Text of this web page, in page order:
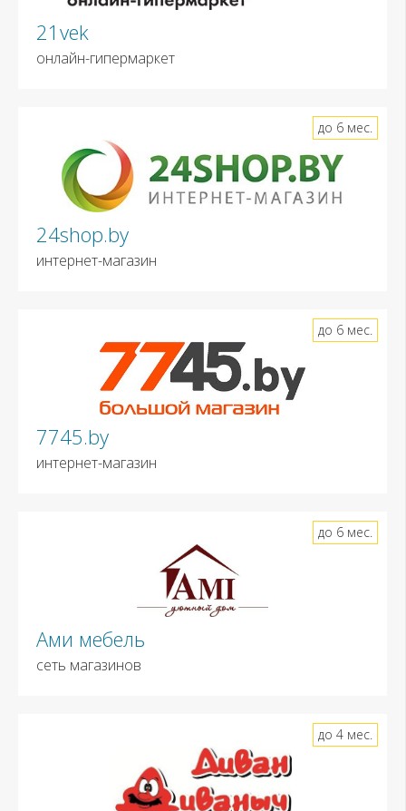
21vek
онлайн-гипермаркет
24shop.by
интернет-магазин
до 6 мес.
7745.by
интернет-магазин
до 6 мес.
Ами мебель
сеть магазинов
до 6 мес.
до 4 мес.